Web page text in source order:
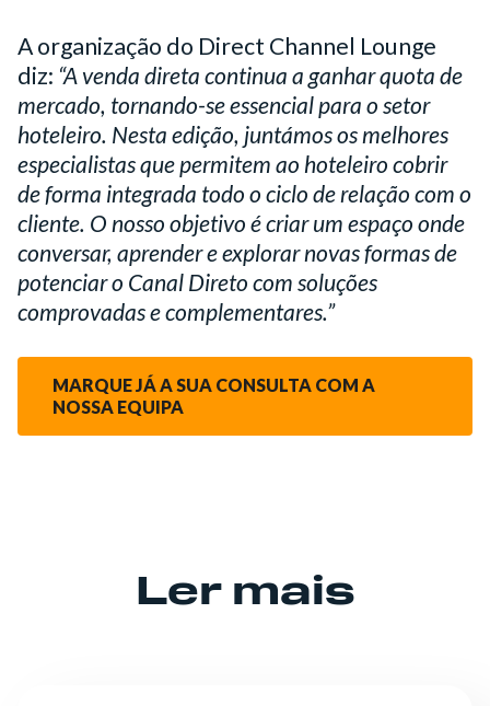
A organização do Direct Channel Lounge
diz: “A venda direta continua a ganhar quota de
mercado, tornando-se essencial para o setor
hoteleiro. Nesta edição, juntámos os melhores
especialistas que permitem ao hoteleiro cobrir
de forma integrada todo o ciclo de relação com o
cliente. O nosso objetivo é criar um espaço onde
conversar, aprender e explorar novas formas de
potenciar o Canal Direto com soluções
comprovadas e complementares.”
MARQUE JÁ A SUA CONSULTA COM A
NOSSA EQUIPA
Ler mais